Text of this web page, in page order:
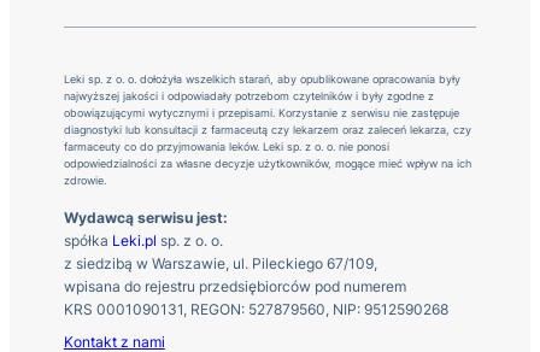
Leki sp. z o. o. dołożyła wszelkich starań, aby opublikowane opracowania były
najwyższej jakości i odpowiadały potrzebom czytelników i były zgodne z
obowiązującymi wytycznymi i przepisami. Korzystanie z serwisu nie zastępuje
diagnostyki lub konsultacji z farmaceutą czy lekarzem oraz zaleceń lekarza, czy
farmaceuty co do przyjmowania leków. Leki sp. z o. o. nie ponosi
odpowiedzialności za własne decyzje użytkowników, mogące mieć wpływ na ich
zdrowie.
Wydawcą serwisu jest:
spółka Leki.pl sp. z o. o.
z siedzibą w Warszawie, ul. Pileckiego 67/109,
wpisana do rejestru przedsiębiorców pod numerem
KRS 0001090131, REGON: 527879560, NIP: 9512590268
Kontakt z nami